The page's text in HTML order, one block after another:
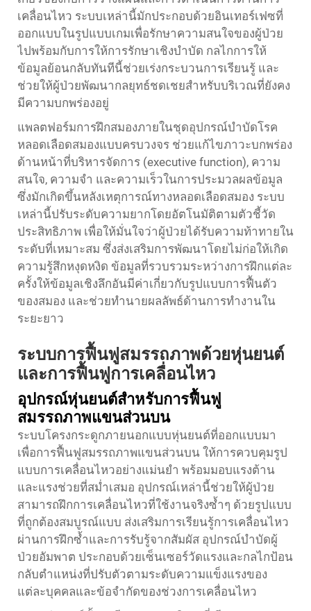
เคลื่อนไหว ระบบเหล่านี้มักประกอบด้วยอินเทอร์เฟซที่
ออกแบบในรูปแบบเกมเพื่อรักษาความสนใจของผู้ป่วย
ไปพร้อมกับการให้การรักษาเชิงบำบัด กลไกการให้
ข้อมูลย้อนกลับทันทีนี้ช่วยเร่งกระบวนการเรียนรู้ และ
ช่วยให้ผู้ป่วยพัฒนากลยุทธ์ชดเชยสำหรับบริเวณที่ยังคง
มีความบกพร่องอยู่
แพลตฟอร์มการฝึกสมองภายในชุดอุปกรณ์บำบัดโรค
หลอดเลือดสมองแบบครบวงจร ช่วยแก้ไขภาวะบกพร่อง
ด้านหน้าที่บริหารจัดการ (executive function), ความ
สนใจ, ความจำ และความเร็วในการประมวลผลข้อมูล
ซึ่งมักเกิดขึ้นหลังเหตุการณ์ทางหลอดเลือดสมอง ระบบ
เหล่านี้ปรับระดับความยากโดยอัตโนมัติตามตัวชี้วัด
ประสิทธิภาพ เพื่อให้มั่นใจว่าผู้ป่วยได้รับความท้าทายใน
ระดับที่เหมาะสม ซึ่งส่งเสริมการพัฒนาโดยไม่ก่อให้เกิด
ความรู้สึกหงุดหงิด ข้อมูลที่รวบรวมระหว่างการฝึกแต่ละ
ครั้งให้ข้อมูลเชิงลึกอันมีค่าเกี่ยวกับรูปแบบการฟื้นตัว
ของสมอง และช่วยทำนายผลลัพธ์ด้านการทำงานใน
ระยะยาว
ระบบการฟื้นฟูสมรรถภาพด้วยหุ่นยนต์
และการฟื้นฟูการเคลื่อนไหว
อุปกรณ์หุ่นยนต์สำหรับการฟื้นฟู
สมรรถภาพแขนส่วนบน
ระบบโครงกระดูกภายนอกแบบหุ่นยนต์ที่ออกแบบมา
เพื่อการฟื้นฟูสมรรถภาพแขนส่วนบน ให้การควบคุมรูป
แบบการเคลื่อนไหวอย่างแม่นยำ พร้อมมอบแรงต้าน
และแรงช่วยที่สม่ำเสมอ อุปกรณ์เหล่านี้ช่วยให้ผู้ป่วย
สามารถฝึกการเคลื่อนไหวที่ใช้งานจริงซ้ำๆ ด้วยรูปแบบ
ที่ถูกต้องสมบูรณ์แบบ ส่งเสริมการเรียนรู้การเคลื่อนไหว
ผ่านการฝึกซ้ำและการรับรู้จากสัมผัส อุปกรณ์บำบัดผู้
ป่วยอัมพาต ประกอบด้วยเซ็นเซอร์วัดแรงและกลไกป้อน
กลับตำแหน่งที่ปรับตัวตามระดับความแข็งแรงของ
แต่ละบุคคลและข้อจำกัดของช่วงการเคลื่อนไหว